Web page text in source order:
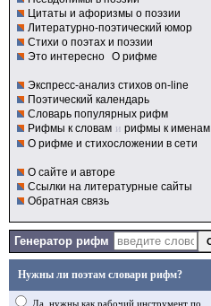
Цитаты и афоризмы о поэзии
Литературно-поэтический юмор
Стихи о поэтах и поэзии
Это интересно О рифме
Экспресс-анализ стихов on-line
Поэтический календарь
Словарь популярных рифм
Рифмы к словам и рифмы к именам
О рифме и стихосложении в сети
О сайте и авторе
Ссылки на литературные сайты
Обратная связь
Генератор рифм
Нужны ли поэтам словари рифм?
Да, нужны как рабочий инструмент по